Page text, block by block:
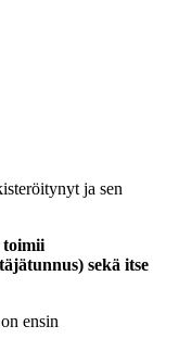
ja sen
toimii
sekä itse
ensin